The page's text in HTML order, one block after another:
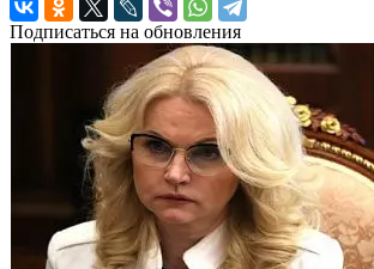
Подписаться на обновления